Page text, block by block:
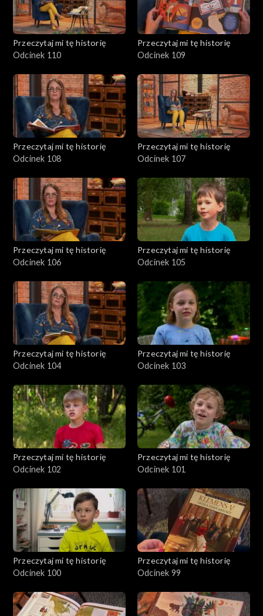
Przeczytaj mi tę historię
Odcinek 110
Przeczytaj mi tę historię
Odcinek 109
Przeczytaj mi tę historię
Odcinek 108
Przeczytaj mi tę historię
Odcinek 107
Przeczytaj mi tę historię
Odcinek 106
Przeczytaj mi tę historię
Odcinek 105
Przeczytaj mi tę historię
Odcinek 104
Przeczytaj mi tę historię
Odcinek 103
Przeczytaj mi tę historię
Odcinek 102
Przeczytaj mi tę historię
Odcinek 101
Przeczytaj mi tę historię
Odcinek 100
Przeczytaj mi tę historię
Odcinek 99